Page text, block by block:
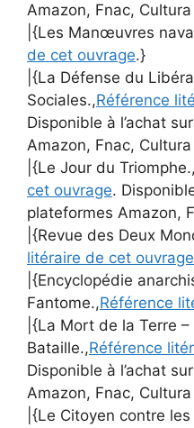
Amazon, Fnac,
|{Les Manœuvres
de cet ouvrage.}
|{La Défense du
Sociales.,Référence
Disponible à l’achat
Amazon, Fnac,
|{Le Jour du Triomphe.,
cet ouvrage.
plateformes Amazon,
|{Revue des Deux
litéraire de cet ouvrage
|{Encyclopédie
Fantome.,Référence
|{La Mort de la Terre
Bataille.,Référence
Disponible à l’achat
Amazon, Fnac,
|{Le Citoyen contre